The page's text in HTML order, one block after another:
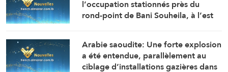
l’occupation stationnés près du
rond-point de Bani Souheila, à l’est
un feu nourri en direction des
maisons et des tentes des citoyens
Arabie saoudite: Une forte explosion
a été entendue, parallèlement au
ciblage d’installations gazières dans